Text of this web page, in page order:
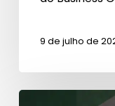
9 de julho de